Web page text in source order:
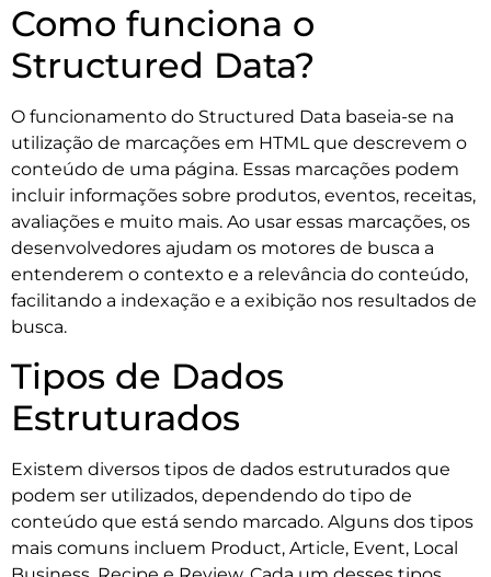
Como funciona o
Structured Data?
O funcionamento do Structured Data baseia-se na
utilização de marcações em HTML que descrevem o
conteúdo de uma página. Essas marcações podem
incluir informações sobre produtos, eventos, receitas,
avaliações e muito mais. Ao usar essas marcações, os
desenvolvedores ajudam os motores de busca a
entenderem o contexto e a relevância do conteúdo,
facilitando a indexação e a exibição nos resultados de
busca.
Tipos de Dados
Estruturados
Existem diversos tipos de dados estruturados que
podem ser utilizados, dependendo do tipo de
conteúdo que está sendo marcado. Alguns dos tipos
mais comuns incluem Product, Article, Event, Local